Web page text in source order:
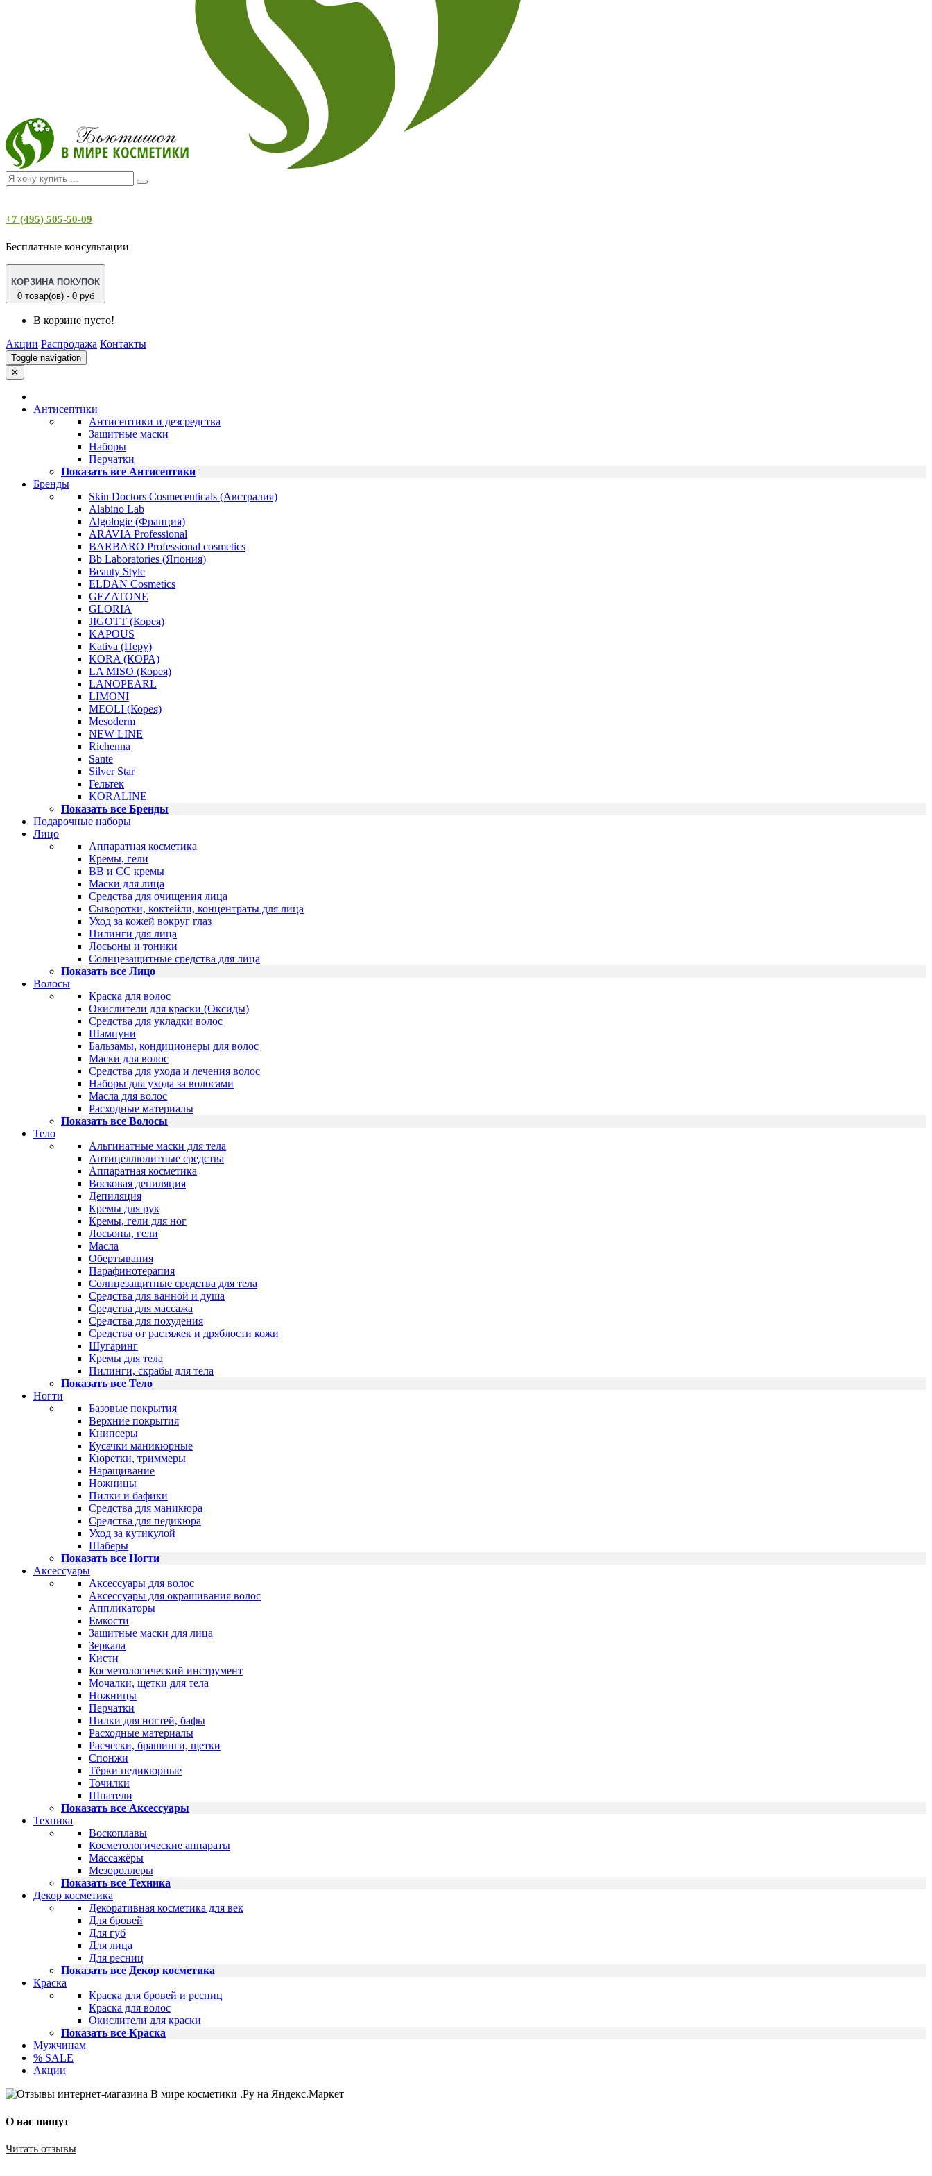
+7 (495) 505-50-09
Бесплатные консультации
КОРЗИНА ПОКУПОК
0 товар(ов) - 0 руб
В корзине пусто!
Акции Распродажа Контакты
Toggle navigation
✕
Антисептики
Антисептики и дезсредства
Защитные маски
Наборы
Перчатки
Показать все Антисептики
Бренды
Skin Doctors Cosmeceuticals (Австралия)
Alabino Lab
Algologie (Франция)
ARAVIA Professional
BARBARO Professional cosmetics
Bb Laboratories (Япония)
Beauty Style
ELDAN Cosmetics
GEZATONE
GLORIA
JIGOTT (Корея)
KAPOUS
Kativa (Перу)
KORA (КОРА)
LA MISO (Корея)
LANOPEARL
LIMONI
MEOLI (Корея)
Mesoderm
NEW LINE
Richenna
Sante
Silver Star
Гельтек
KORALINE
Показать все Бренды
Подарочные наборы
Лицо
Аппаратная косметика
Кремы, гели
BB и CC кремы
Маски для лица
Средства для очищения лица
Сыворотки, коктейли, концентраты для лица
Уход за кожей вокруг глаз
Пилинги для лица
Лосьоны и тоники
Солнцезащитные средства для лица
Показать все Лицо
Волосы
Краска для волос
Окислители для краски (Оксиды)
Средства для укладки волос
Шампуни
Бальзамы, кондиционеры для волос
Маски для волос
Средства для ухода и лечения волос
Наборы для ухода за волосами
Масла для волос
Расходные материалы
Показать все Волосы
Тело
Альгинатные маски для тела
Антицеллюлитные средства
Аппаратная косметика
Восковая депиляция
Депиляция
Кремы для рук
Кремы, гели для ног
Лосьоны, гели
Масла
Обертывания
Парафинотерапия
Солнцезащитные средства для тела
Средства для ванной и душа
Средства для массажа
Средства для похудения
Средства от растяжек и дряблости кожи
Шугаринг
Кремы для тела
Пилинги, скрабы для тела
Показать все Тело
Ногти
Базовые покрытия
Верхние покрытия
Книпсеры
Кусачки маникюрные
Кюретки, триммеры
Наращивание
Ножницы
Пилки и бафики
Средства для маникюра
Средства для педикюра
Уход за кутикулой
Шаберы
Показать все Ногти
Аксессуары
Аксессуары для волос
Аксессуары для окрашивания волос
Аппликаторы
Емкости
Защитные маски для лица
Зеркала
Кисти
Косметологический инструмент
Мочалки, щетки для тела
Ножницы
Перчатки
Пилки для ногтей, бафы
Расходные материалы
Расчески, брашинги, щетки
Спонжи
Тёрки педикюрные
Точилки
Шпатели
Показать все Аксессуары
Техника
Воскоплавы
Косметологические аппараты
Массажёры
Мезороллеры
Показать все Техника
Декор косметика
Декоративная косметика для век
Для бровей
Для губ
Для лица
Для ресниц
Показать все Декор косметика
Краска
Краска для бровей и ресниц
Краска для волос
Окислители для краски
Показать все Краска
Мужчинам
% SALE
Акции
О нас пишут
Читать отзывы